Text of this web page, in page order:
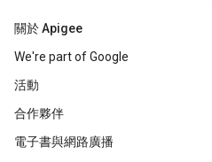
關於 Apigee
We're part of Google
活動
合作夥伴
電子書與網路廣播